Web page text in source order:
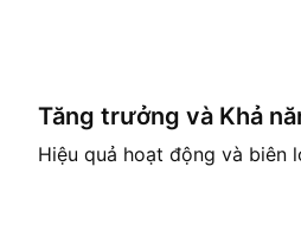
Tăng trưởng và Khả
Hiệu quả hoạt động và biên